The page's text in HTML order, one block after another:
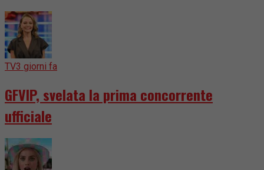
TV3 giorni fa
GFVIP, svelata la prima concorrente
ufficiale